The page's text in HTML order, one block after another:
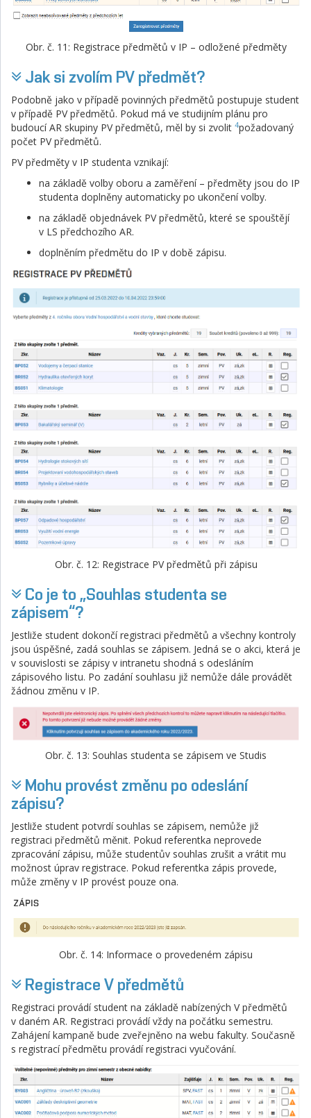
Obr. č. 11: Registrace předmětů v IP – odložené předměty
Jak si zvolím PV předmět?
Podobně jako v případě povinných předmětů postupuje student
v případě PV předmětů. Pokud má ve studijním plánu pro
budoucí AR skupiny PV předmětů, měl by si zvolit 4požadovaný
počet PV předmětů.
PV předměty v IP studenta vznikají:
na základě volby oboru a zaměření – předměty jsou do IP
studenta doplněny automaticky po ukončení volby.
na základě objednávek PV předmětů, které se spouštějí
v LS předchozího AR.
doplněním předmětu do IP v době zápisu.
Obr. č. 12: Registrace PV předmětů při zápisu
Co je to „Souhlas studenta se
zápisem“?
Jestliže student dokončí registraci předmětů a všechny kontroly
jsou úspěšné, zadá souhlas se zápisem. Jedná se o akci, která je
v souvislosti se zápisy v intranetu shodná s odesláním
zápisového listu. Po zadání souhlasu již nemůže dále provádět
žádnou změnu v IP.
Obr. č. 13: Souhlas studenta se zápisem ve Studis
Mohu provést změnu po odeslání
zápisu?
Jestliže student potvrdí souhlas se zápisem, nemůže již
registraci předmětů měnit. Pokud referentka neprovede
zpracování zápisu, může studentův souhlas zrušit a vrátit mu
možnost úprav registrace. Pokud referentka zápis provede,
může změny v IP provést pouze ona.
Obr. č. 14: Informace o provedeném zápisu
Registrace V předmětů
Registraci provádí student na základě nabízených V předmětů
v daném AR. Registraci provádí vždy na počátku semestru.
Zahájení kampaně bude zveřejněno na webu fakulty. Současně
s registrací předmětu provádí registraci vyučování.